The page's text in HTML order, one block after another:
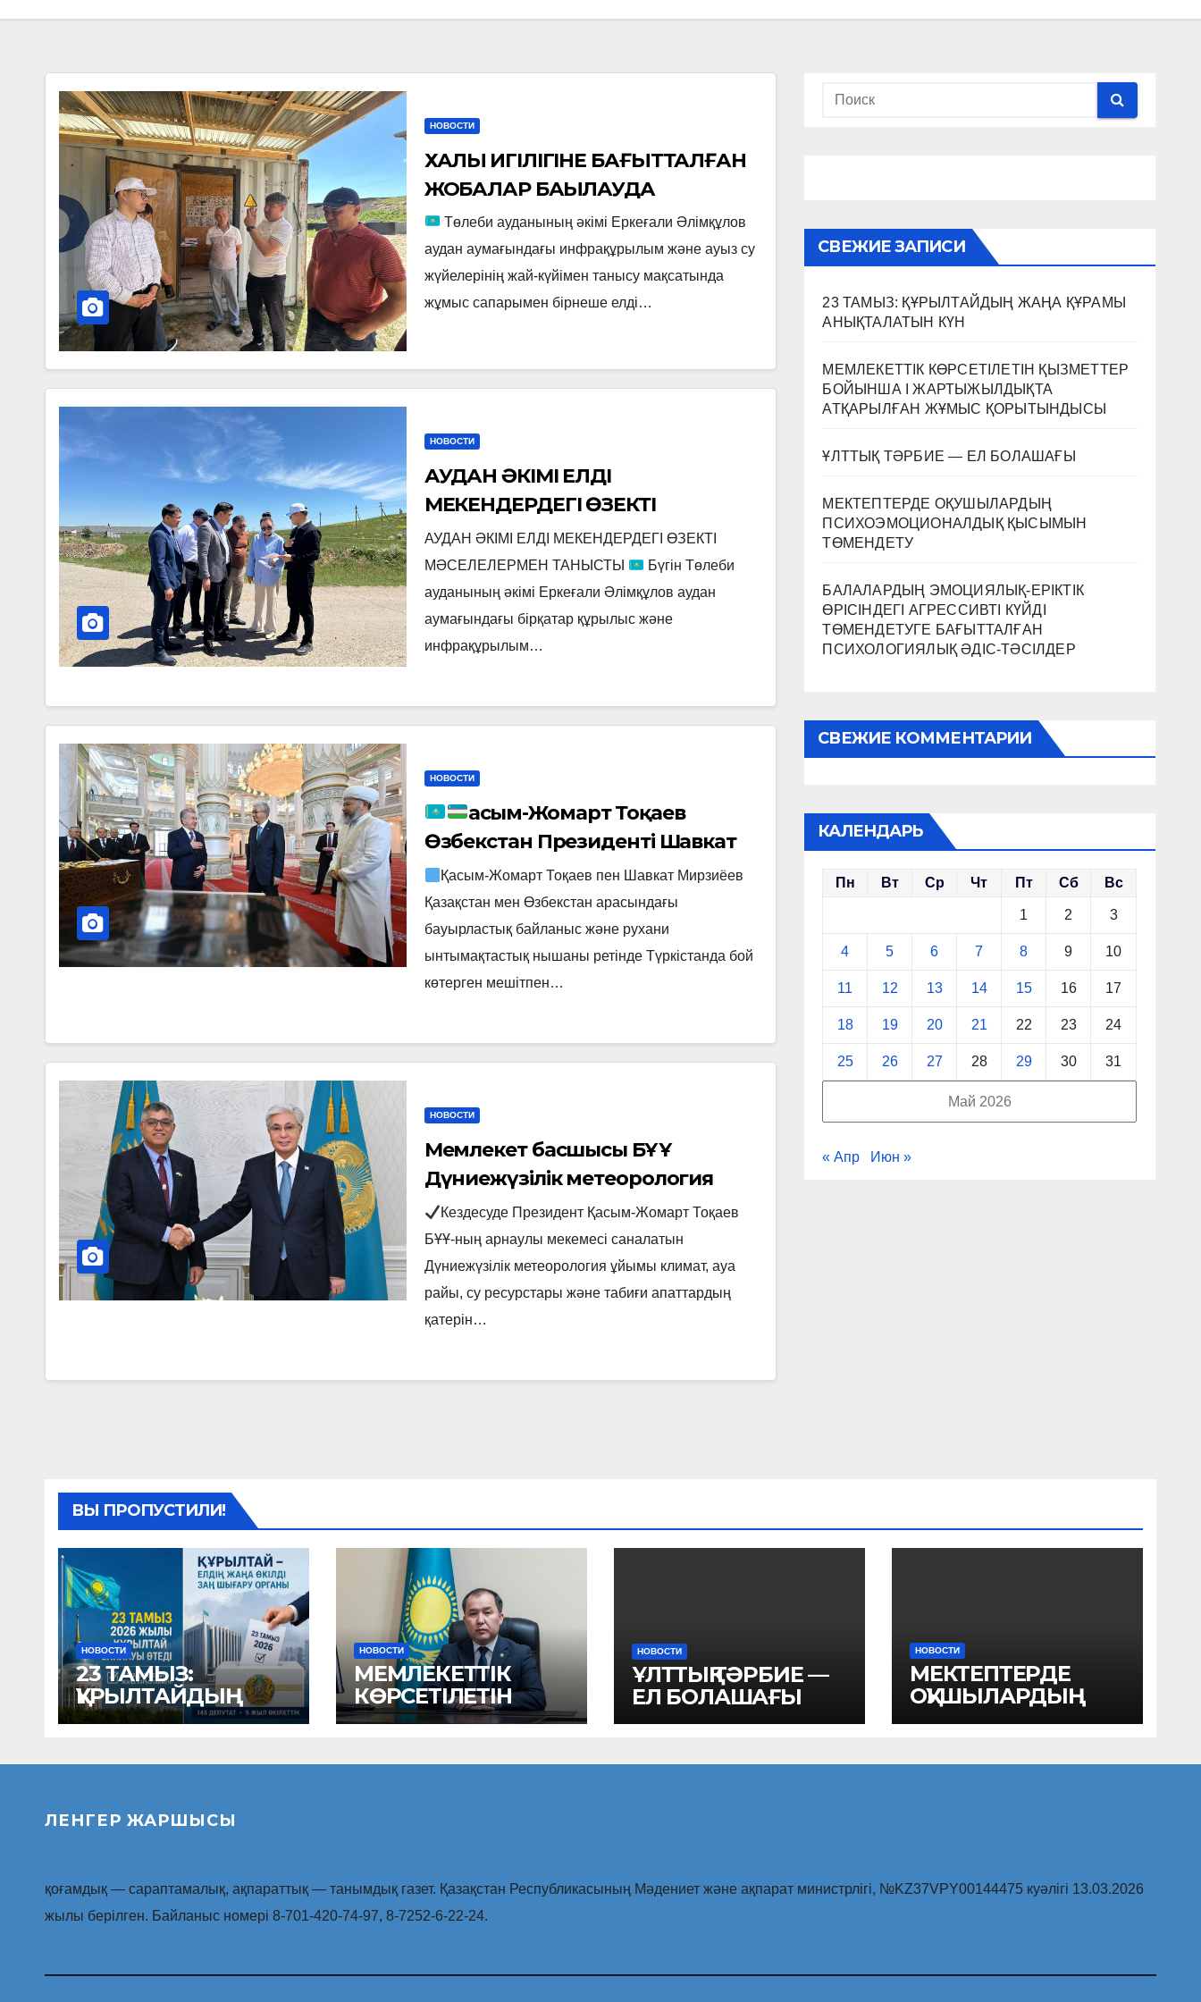
НОВОСТИ
ХАЛЫҚ ИГІЛІГІНЕ БАҒЫТТАЛҒАН
ЖОБАЛАР БАҚЫЛАУДА
Төлеби ауданының әкімі Еркеғали Әлімқұлов
аудан аумағындағы инфрақұрылым және ауыз су
жүйелерінің жай-күйімен танысу мақсатында
жұмыс сапарымен бірнеше елді…
НОВОСТИ
АУДАН ӘКІМІ ЕЛДІ
МЕКЕНДЕРДЕГІ ӨЗЕКТІ
МӘСЕЛЕЛЕРМЕН ТАНЫСТЫ
АУДАН ӘКІМІ ЕЛДІ МЕКЕНДЕРДЕГІ ӨЗЕКТІ
МӘСЕЛЕЛЕРМЕН ТАНЫСТЫ
Бүгін Төлеби
ауданының әкімі Еркеғали Әлімқұлов аудан
аумағындағы бірқатар құрылыс және
инфрақұрылым…
НОВОСТИ
Қасым-Жомарт Тоқаев
Өзбекстан Президенті Шавкат
Мирзиёевпен бірге
Түркістандағы жаңа мешітті
аралап көрді
Қасым-Жомарт Тоқаев пен Шавкат Мирзиёев
Қазақстан мен Өзбекстан арасындағы
бауырластық байланыс және рухани
ынтымақтастық нышаны ретінде Түркістанда бой
көтерген мешітпен…
НОВОСТИ
Мемлекет басшысы БҰҰ
Дүниежүзілік метеорология
ұйымының президенті, БАӘ
Ұлттық метеорология
орталығының бас директоры
Абдулла Әл-Мандусты
қабылдады
Кездесуде Президент Қасым-Жомарт Тоқаев
БҰҰ-ның арнаулы мекемесі саналатын
Дүниежүзілік метеорология ұйымы климат, ауа
райы, су ресурстары және табиғи апаттардың
қатерін…
СВЕЖИЕ ЗАПИСИ
23 ТАМЫЗ: ҚҰРЫЛТАЙДЫҢ ЖАҢА ҚҰРАМЫ
АНЫҚТАЛАТЫН КҮН
МЕМЛЕКЕТТІК КӨРСЕТІЛЕТІН ҚЫЗМЕТТЕР
БОЙЫНША I ЖАРТЫЖЫЛДЫҚТА
АТҚАРЫЛҒАН ЖҰМЫС ҚОРЫТЫНДЫСЫ
ҰЛТТЫҚ ТӘРБИЕ — ЕЛ БОЛАШАҒЫ
МЕКТЕПТЕРДЕ ОҚУШЫЛАРДЫҢ
ПСИХОЭМОЦИОНАЛДЫҚ ҚЫСЫМЫН
ТӨМЕНДЕТУ
БАЛАЛАРДЫҢ ЭМОЦИЯЛЫҚ-ЕРІКТІК
ӨРІСІНДЕГІ АГРЕССИВТІ КҮЙДІ
ТӨМЕНДЕТУГЕ БАҒЫТТАЛҒАН
ПСИХОЛОГИЯЛЫҚ ӘДІС-ТӘСІЛДЕР
СВЕЖИЕ КОММЕНТАРИИ
КАЛЕНДАРЬ
Май 2026
Пн Вт Ср Чт Пт Сб Вс
1 2 3
4 5 6 7 8 9 10
11 12 13 14 15 16 17
18 19 20 21 22 23 24
25 26 27 28 29 30 31
« Апр Июн »
ВЫ ПРОПУСТИЛИ!
НОВОСТИ
23 ТАМЫЗ:
ҚҰРЫЛТАЙДЫҢ
ЖАҢА ҚҰРАМЫ
НОВОСТИ
МЕМЛЕКЕТТІК
КӨРСЕТІЛЕТІН
ҚЫЗМЕТТЕР
ЖАРТЫЖЫЛДЫҚТА
НОВОСТИ
ҰЛТТЫҚ ТӘРБИЕ —
ЕЛ БОЛАШАҒЫ
НОВОСТИ
МЕКТЕПТЕРДЕ
ОҚУШЫЛАРДЫҢ
ПСИХОЭМОЦИОНА
ТӨМЕНДЕТУ
ЛЕНГЕР ЖАРШЫСЫ
қоғамдық — сараптамалық, ақпараттық — танымдық газет. Қазақстан Республикасының Мәдениет және ақпарат министрлігі, №KZ37VPY00144475 куәлігі 13.03.2026
жылы берілген. Байланыс номері 8-701-420-74-97, 8-7252-6-22-24.